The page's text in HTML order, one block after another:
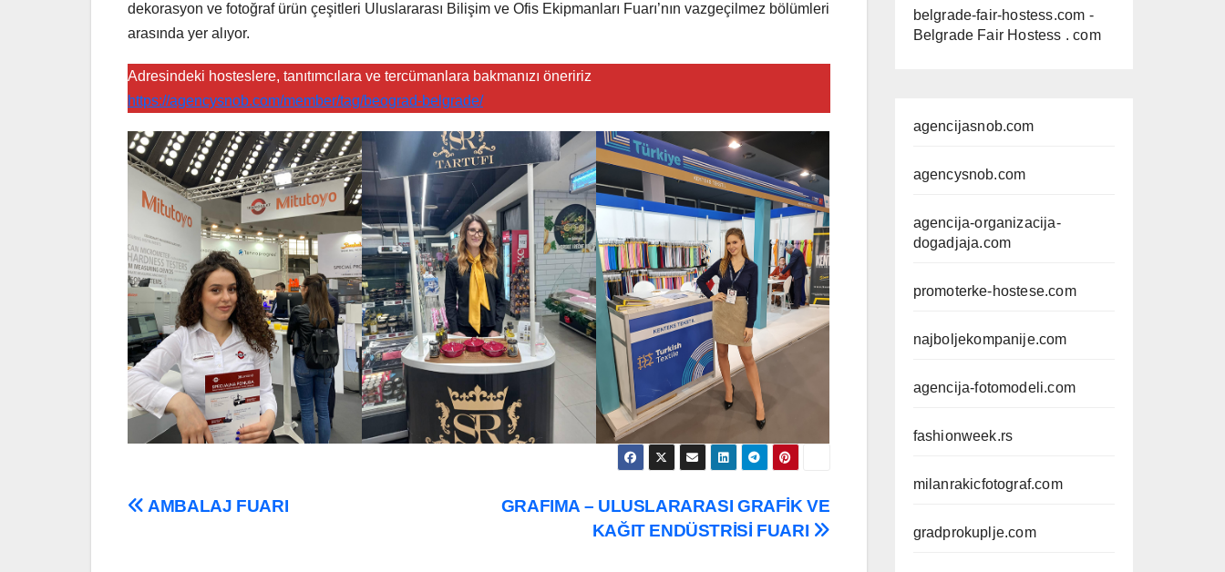
dekorasyon ve fotoğraf ürün çeşitleri Uluslararası Bilişim ve Ofis Ekipmanları Fuarı’nın vazgeçilmez bölümleri
arasında yer alıyor.
Adresindeki hosteslere, tanıtımcılara ve tercümanlara bakmanızı öneririz
https://agencysnob.com/member/tag/beograd-belgrade/
Post
GRAFIMA – ULUSLARARASI GRAFİK VE
KAĞIT ENDÜSTRİSİ FUARI
AMBALAJ FUARI
belgrade-fair-hostess.com -
Belgrade Fair Hostess . com
agencijasnob.com
agencysnob.com
agencija-organizacija-
dogadjaja.com
promoterke-hostese.com
najboljekompanije.com
agencija-fotomodeli.com
fashionweek.rs
milanrakicfotograf.com
gradprokuplje.com